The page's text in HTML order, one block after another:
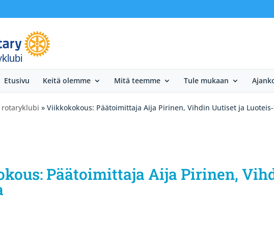
Etusivu Keitä olemme Mitä teemme Tule mukaan
» Viikkokokous: Päätoimittaja Aija Pirinen, Vihdin Uutiset ja
Päätoimittaja Aija Pirinen,